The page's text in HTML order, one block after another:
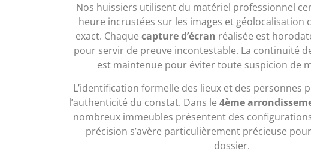
Nos huissiers utilisent du matériel professionnel
heure incrustées sur les images et géolocalisation
exact. Chaque capture d’écran réalisée est
pour servir de preuve incontestable. La continuité
est maintenue pour éviter toute suspicion de
L’identification formelle des lieux et des personnes
l’authenticité du constat. Dans le 4ème
nombreux immeubles présentent des
précision s’avère particulièrement précieuse
dossier.